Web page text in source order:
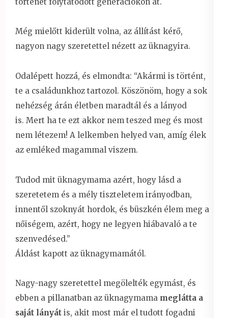
Még mielőtt kiderült volna, az állítást kérő,
nagyon nagy szeretettel nézett az üknagyira.
Odalépett hozzá, és elmondta: “Akármi is történt,
te a családunkhoz tartozol. Köszönöm, hogy a sok
nehézség árán életben maradtál és a lányod
is. Mert ha te ezt akkor nem teszed meg és most
nem létezem! A lelkemben helyed van, amíg élek
az emléked magammal viszem.
Tudod mit üknagymama azért, hogy lásd a
szeretetem és a mély tiszteletem irányodban,
innentől szoknyát hordok, és büszkén élem meg a
nőiségem, azért, hogy ne legyen hiábavaló a te
szenvedésed.”
Áldást kapott az üknagymamától.
Nagy-nagy szeretettel megölelték egymást, és
ebben a pillanatban az üknagymama meglátta a
saját lányát is, akit most már el tudott fogadni